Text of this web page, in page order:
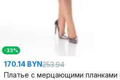
-33%
170.14 BYN253.94